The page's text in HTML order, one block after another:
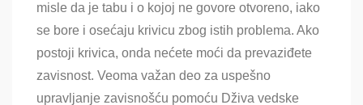
misle da je tabu i o kojoj ne govore otvoreno, iako
se bore i osećaju krivicu zbog istih problema. Ako
postoji krivica, onda nećete moći da prevaziđete
zavisnost. Veoma važan deo za uspešno
upravljanje zavisnošću pomoću Dživa vedske